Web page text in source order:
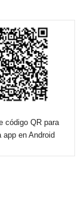
código QR para
app en Android